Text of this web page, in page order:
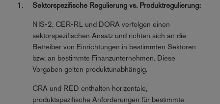
Sektorspezifische Regulierung vs. Produktregulierung:
NIS-2, CER-RL und DORA verfolgen einen
sektorspezifischen Ansatz und richten sich an die
Betreiber von Einrichtungen in bestimmten Sektoren
bzw. an bestimmte Finanzunternehmen. Diese
Vorgaben gelten produktunabhängig.
CRA und RED enthalten horizontale,
produktspezifische Anforderungen für bestimmte